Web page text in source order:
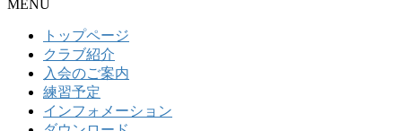
MENU
トップページ
クラブ紹介
入会のご案内
練習予定
インフォメーション